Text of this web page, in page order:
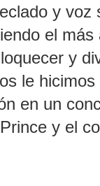
y
el
y
le
en un
y el